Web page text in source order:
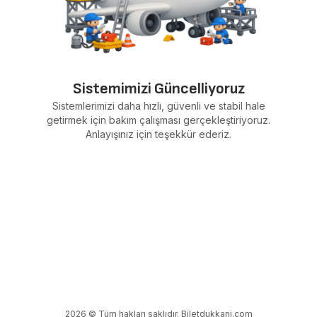
Sistemimizi Güncelliyoruz
Sistemlerimizi daha hızlı, güvenli ve stabil hale
getirmek için bakım çalışması gerçekleştiriyoruz.
Anlayışınız için teşekkür ederiz.
2026 © Tüm hakları saklıdır. Biletdukkani.com